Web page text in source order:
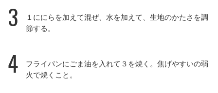
3
１ににらを加えて混ぜ、水を加えて、生地のかたさを調
節する。
4
フライパンにごま油を入れて３を焼く。焦げやすいの弱
火で焼くこと。